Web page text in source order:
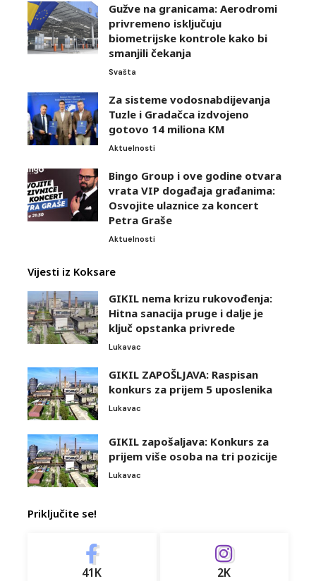
Gužve na granicama: Aerodromi
privremeno isključuju
biometrijske kontrole kako bi
smanjili čekanja
Svašta
Za sisteme vodosnabdijevanja
Tuzle i Gradačca izdvojeno
gotovo 14 miliona KM
Aktuelnosti
Bingo Group i ove godine otvara
vrata VIP događaja građanima:
Osvojite ulaznice za koncert
Petra Graše
Aktuelnosti
Vijesti iz Koksare
GIKIL nema krizu rukovođenja:
Hitna sanacija pruge i dalje je
ključ opstanka privrede
Lukavac
GIKIL ZAPOŠLJAVA: Raspisan
konkurs za prijem 5 uposlenika
Lukavac
GIKIL zapošaljava: Konkurs za
prijem više osoba na tri pozicije
Lukavac
Priključite se!
41K 2K